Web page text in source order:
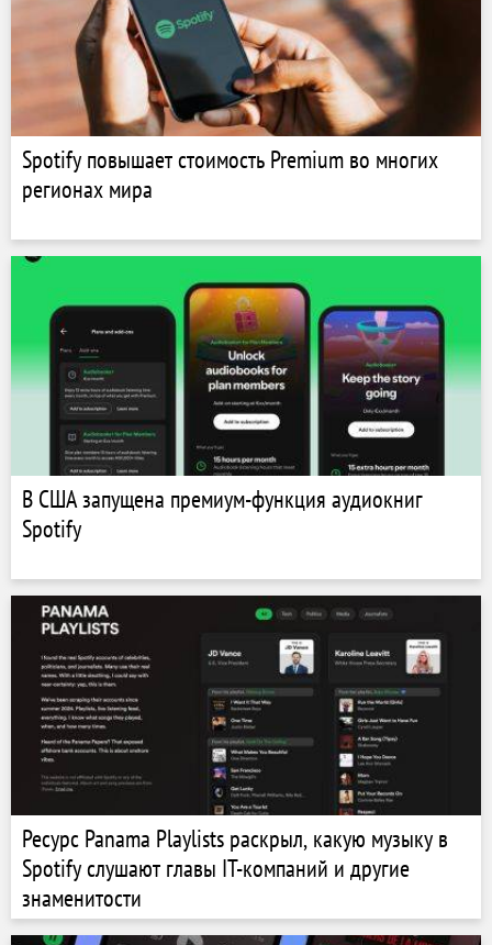
Spotify повышает стоимость Premium во многих
регионах мира
В США запущена премиум-функция аудиокниг
Spotify
Ресурс Panama Playlists раскрыл, какую музыку в
Spotify слушают главы IT-компаний и другие
знаменитости